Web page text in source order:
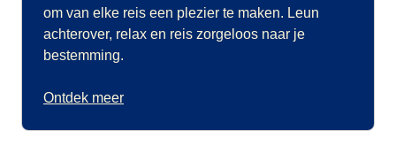
om van elke reis een plezier te maken. Leun
achterover, relax en reis zorgeloos naar je
bestemming.
Ontdek meer